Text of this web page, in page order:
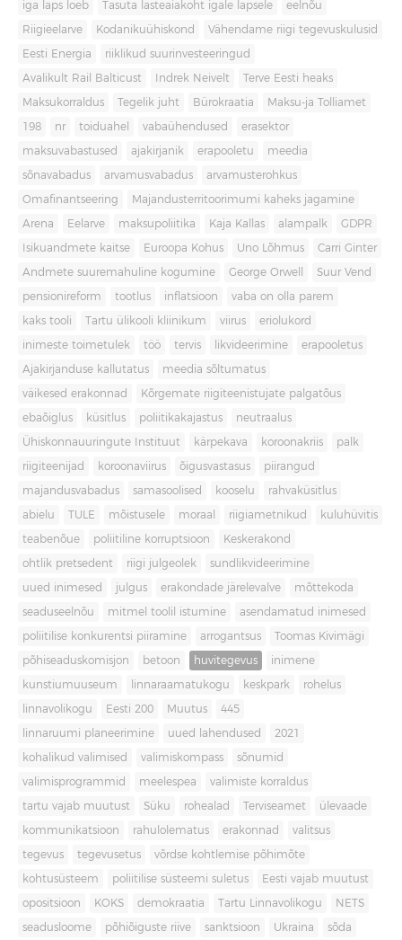
iga laps loeb Tasuta lasteaiakoht igale lapsele eelnõu
Riigieelarve Kodanikuühiskond Vähendame riigi tegevuskulusid
Eesti Energia riiklikud suurinvesteeringud
Avalikult Rail Balticust Indrek Neivelt Terve Eesti heaks
Maksukorraldus Tegelik juht Bürokraatia Maksu-ja Tolliamet
198 nr toiduahel vabaühendused erasektor
maksuvabastused ajakirjanik erapooletu meedia
sõnavabadus arvamusvabadus arvamusterohkus
Omafinantseering Majandusterritoorimumi kaheks jagamine
Arena Eelarve maksupoliitika Kaja Kallas alampalk GDPR
Isikuandmete kaitse Euroopa Kohus Uno Lõhmus Carri Ginter
Andmete suuremahuline kogumine George Orwell Suur Vend
pensionireform tootlus inflatsioon vaba on olla parem
kaks tooli Tartu ülikooli kliinikum viirus eriolukord
inimeste toimetulek töö tervis likvideerimine erapooletus
Ajakirjanduse kallutatus meedia sõltumatus
väikesed erakonnad Kõrgemate riigiteenistujate palgatõus
ebaõiglus küsitlus poliitikakajastus neutraalus
Ühiskonnauuringute Instituut kärpekava koroonakriis palk
riigiteenijad koroonaviirus õigusvastasus piirangud
majandusvabadus samasoolised kooselu rahvaküsitlus
abielu TULE mõistusele moraal riigiametnikud kuluhüvitis
teabenõue poliitiline korruptsioon Keskerakond
ohtlik pretsedent riigi julgeolek sundlikvideerimine
uued inimesed julgus erakondade järelevalve mõttekoda
seaduseelnõu mitmel toolil istumine asendamatud inimesed
poliitilise konkurentsi piiramine arrogantsus Toomas Kivimägi
põhiseaduskomisjon betoon huvitegevus inimene
kunstiumuuseum linnaraamatukogu keskpark rohelus
linnavolikogu Eesti 200 Muutus 445
linnaruumi planeerimine uued lahendused 2021
kohalikud valimised valimiskompass sõnumid
valimisprogrammid meelespea valimiste korraldus
tartu vajab muutust Süku rohealad Terviseamet ülevaade
kommunikatsioon rahulolematus erakonnad valitsus
tegevus tegevusetus võrdse kohtlemise põhimõte
kohtusüsteem poliitilise süsteemi suletus Eesti vajab muutust
opositsioon KOKS demokraatia Tartu Linnavolikogu NETS
seadusloome põhiõiguste riive sanktsioon Ukraina sõda